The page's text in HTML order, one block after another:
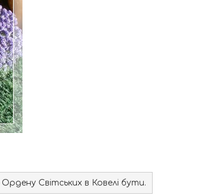
Світських в Ковелі бути.